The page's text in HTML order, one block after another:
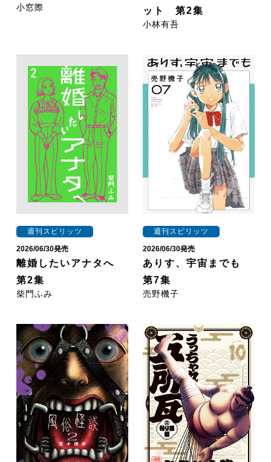
小窓際
ット 第2集
小林有吾
週刊スピリッツ
2026/06/30発売
離婚したいアナタへ
第2集
柴門ふみ
週刊スピリッツ
2026/06/30発売
ありす、宇宙までも
第7集
売野機子